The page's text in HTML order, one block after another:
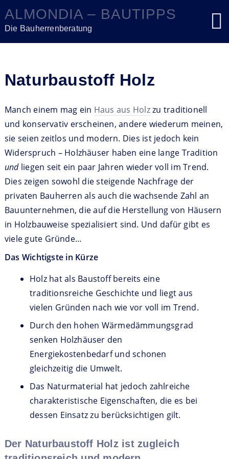
ALMONDIA – BAUTIPPS
Die Bauherrenberatung
Naturbaustoff Holz
Manch einem mag ein Haus aus Holzzu traditionell
und konservativ erscheinen, andere wiederum meinen,
sie seien zeitlos und modern. Dies ist jedoch kein
Widerspruch – Holzhäuser haben eine lange Tradition
undliegen seit ein paar Jahren wieder voll im Trend.
Dies zeigen sowohl die steigende Nachfrage der
privaten Bauherren als auch die wachsende Zahl an
Bauunternehmen, die auf die Herstellung von Häusern
in Holzbauweise spezialisiert sind. Und dafür gibt es
viele gute Gründe…
Das Wichtigste in Kürze
Holz hat als Baustoff bereits eine
traditionsreiche Geschichte und liegt aus
vielen Gründen nach wie vor voll im Trend.
Durch den hohen Wärmedämmungsgrad
senken Holzhäuser den
Energiekostenbedarf und schonen
gleichzeitig die Umwelt.
Das Naturmaterial hat jedoch zahlreiche
charakteristische Eigenschaften, die es bei
dessen Einsatz zu berücksichtigen gilt.
Der Naturbaustoff Holz ist zugleich